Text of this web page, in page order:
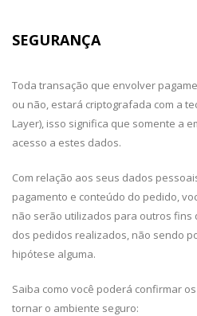
SEGURANÇA
Toda transação que envolver
ou não, estará criptografada com a
Layer), isso significa que somente a
acesso a estes dados.
Com relação aos seus dados
pagamento e conteúdo do pedido,
não serão utilizados para outros fins
dos pedidos realizados, não sendo
hipótese alguma.
Saiba como você poderá confirmar
tornar o ambiente seguro: